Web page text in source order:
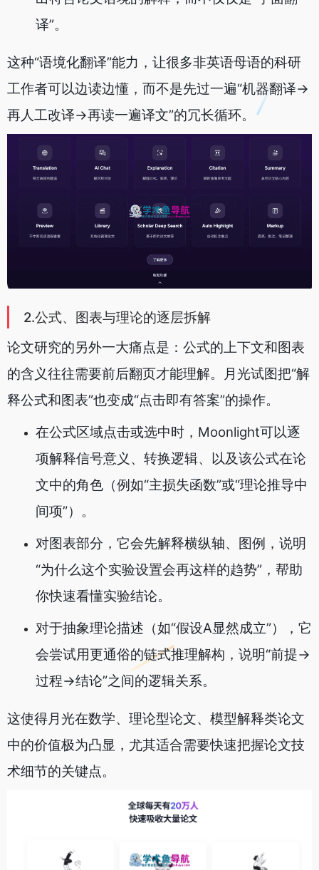
译”。
这种“语境化翻译”能力，让很多非英语母语的科研
工作者可以边读边懂，而不是先过一遍“机器翻译→
再人工改译→再读一遍译文”的冗长循环。
2.公式、图表与理论的逐层拆解
论文研究的另外一大痛点是：公式的上下文和图表
的含义往往需要前后翻页才能理解。月光试图把“解
释公式和图表”也变成“点击即有答案”的操作。
在公式区域点击或选中时，Moonlight可以逐
项解释信号意义、转换逻辑、以及该公式在论
文中的角色（例如“主损失函数”或“理论推导中
间项”）。
对图表部分，它会先解释横纵轴、图例，说明
“为什么这个实验设置会再这样的趋势”，帮助
你快速看懂实验结论。
对于抽象理论描述（如“假设A显然成立”），它
会尝试用更通俗的链式推理解构，说明“前提→
过程→结论”之间的逻辑关系。
这使得月光在数学、理论型论文、模型解释类论文
中的价值极为凸显，尤其适合需要快速把握论文技
术细节的关键点。